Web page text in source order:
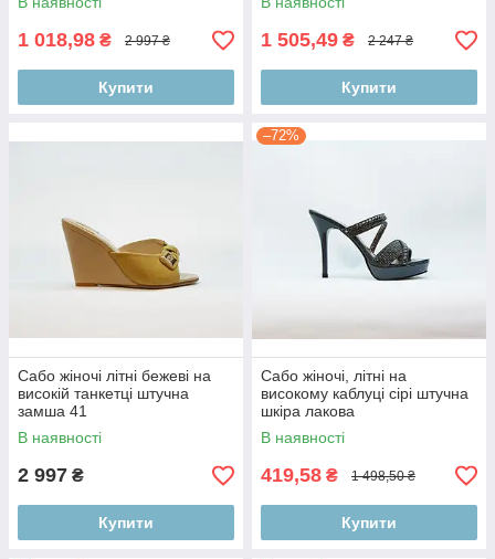
1 018,98 ₴ 2 997 ₴
Купити
1 505,49 ₴ 2 247 ₴
Купити
Сабо жіночі літні бежеві на
високій танкетці штучна
замша 41
В наявності
2 997 ₴
Купити
–72%
Сабо жіночі, літні на
високому каблуці сірі штучна
шкіра лакова
В наявності
419,58 ₴ 1 498,50 ₴
Купити